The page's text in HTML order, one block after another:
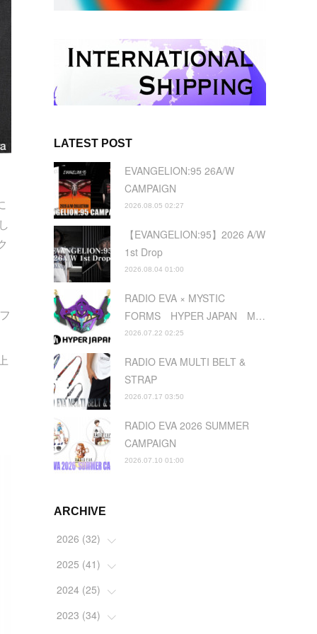
LATEST POST
EVANGELION:95 26A/W
CAMPAIGN
2026.08.05 02:27
【EVANGELION:95】2026 A/W
1st Drop
2026.08.04 01:00
RADIO EVA × MYSTIC
FORMS HYPER JAPAN M…
2026.07.22 02:25
RADIO EVA MULTI BELT &
STRAP
2026.07.17 03:50
RADIO EVA 2026 SUMMER
CAMPAIGN
2026.07.10 01:00
ARCHIVE
2026 (32)
(2)
(4)
(2)
2025 (41)
(5)
(4)
2024 (25)
(1)
2023 (34)